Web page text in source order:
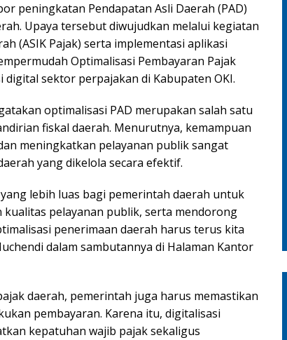
peningkatan Pendapatan Asli Daerah (PAD)
Upaya tersebut diwujudkan melalui kegiatan
(ASIK Pajak) serta implementasi aplikasi
Optimalisasi Pembayaran Pajak
sektor perpajakan di Kabupaten OKI.
optimalisasi PAD merupakan salah satu
fiskal daerah. Menurutnya, kemampuan
meningkatkan pelayanan publik sangat
yang dikelola secara efektif.
lebih luas bagi pemerintah daerah untuk
pelayanan publik, serta mendorong
penerimaan daerah harus terus kita
dalam sambutannya di Halaman Kantor
daerah, pemerintah juga harus memastikan
pembayaran. Karena itu, digitalisasi
kepatuhan wajib pajak sekaligus